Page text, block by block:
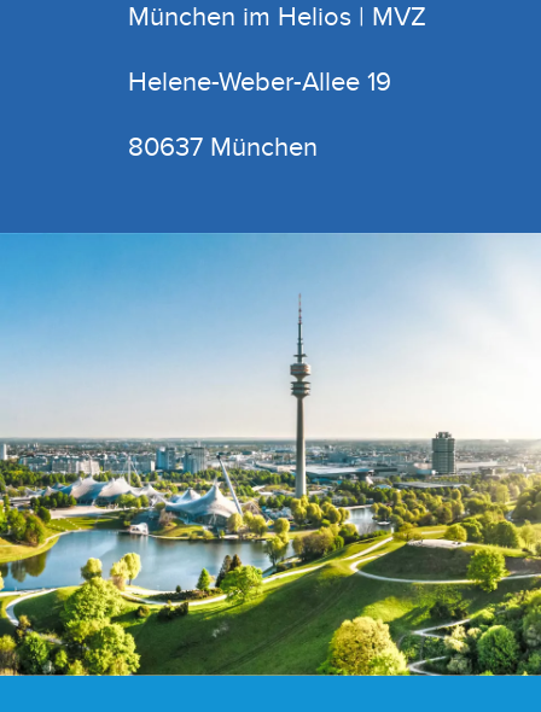
München im Helios | MVZ
Helene-Weber-Allee 19
80637 München